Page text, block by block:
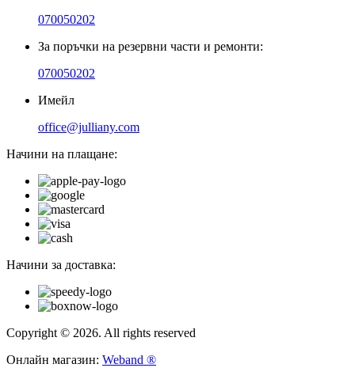
070050202
За поръчки на резервни части и ремонти:
070050202
Имейл
office@julliany.com
Начини на плащане:
Начини за доставка:
Copyright © 2026. All rights reserved
Онлайн магазин: Weband ®